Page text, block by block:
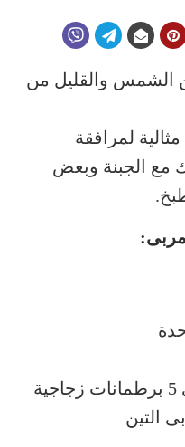
الشمس والقليل من
لمرافقة
مع الجبنة وبعض
يمكنكم أن تملأوا حوالي 5 برطمانات زجاجية